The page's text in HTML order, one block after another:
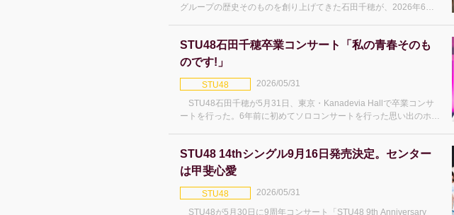
グループの歴史そのものを創り上げてきた石田千穂が、2026年6月7
STU48石田千穂卒業コンサート「私の青春そのも
のです!」
STU48
2026/05/31
STU48石田千穂が5月31日、東京・Kanadevia Hallで卒業コンサ
ートを行った。6年前に初めてソロコンサートを行った思い出のホー
STU48 14thシングル9月16日発売決定。センター
は甲斐心愛
STU48
2026/05/31
STU48が5月30日に9周年コンサート「STU48 9th Anniversary